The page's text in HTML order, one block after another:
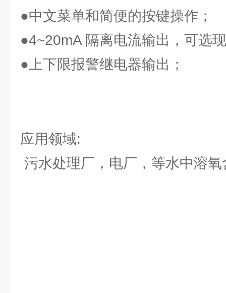
●中文菜单和简便的按键操作；
●4~20mA 隔离电流输出，可选
●上下限报警继电器输出；
应用领域:
污水处理厂，电厂，等水中溶